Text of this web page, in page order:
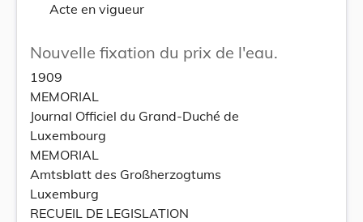
Acte en vigueur
Nouvelle fixation du prix de l'eau.
1909
MEMORIAL
Journal Officiel du Grand-Duché de
Luxembourg
MEMORIAL
Amtsblatt des Großherzogtums
Luxemburg
RECUEIL DE LEGISLATION